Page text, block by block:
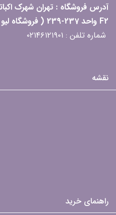
آدرس فروشگاه : تهران شهرک
F2 واحد 237-239 ( فروشگاه لیو هپی)
شماره تلفن : ۰۲۱۴۶۱۲۱۹۰۱
نقشه
راهنمای خرید